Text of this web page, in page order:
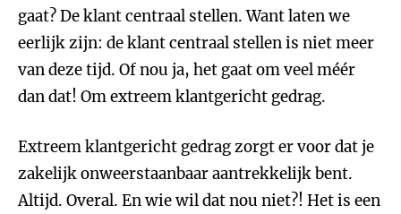
gaat? De klant centraal stellen. Want laten we
eerlijk zijn: de klant centraal stellen is niet meer
van deze tijd. Of nou ja, het gaat om veel méér
dan dat! Om extreem klantgericht gedrag.
Extreem klantgericht gedrag zorgt er voor dat je
zakelijk onweerstaanbaar aantrekkelijk bent.
Altijd. Overal. En wie wil dat nou niet?! Het is een